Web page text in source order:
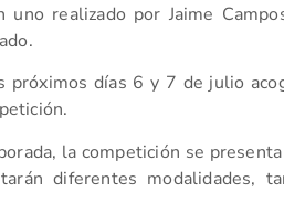
uno realizado por Jaime
próximos días 6 y 7 de julio
la competición se
diferentes modalidades,